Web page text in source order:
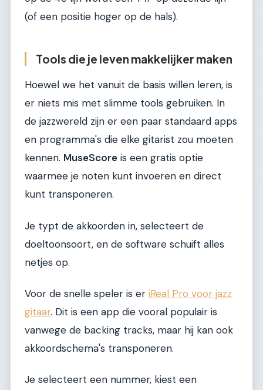
(of een positie hoger op de hals).
Tools die je leven makkelijker maken
Hoewel we het vanuit de basis willen leren, is
er niets mis met slimme tools gebruiken. In
de jazzwereld zijn er een paar standaard apps
en programma's die elke gitarist zou moeten
kennen. MuseScore is een gratis optie
waarmee je noten kunt invoeren en direct
kunt transponeren.
Je typt de akkoorden in, selecteert de
doeltoonsoort, en de software schuift alles
netjes op.
Voor de snelle speler is er iReal Pro voor jazz
gitaar. Dit is een app die vooral populair is
vanwege de backing tracks, maar hij kan ook
akkoordschema's transponeren.
Je selecteert een nummer, kiest een